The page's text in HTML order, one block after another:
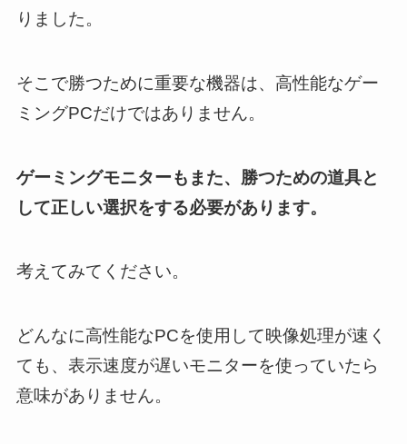
りました。
そこで勝つために重要な機器は、高性能なゲー
ミングPCだけではありません。
ゲーミングモニターもまた、勝つための道具と
して正しい選択をする必要があります。
考えてみてください。
どんなに高性能なPCを使用して映像処理が速く
ても、表示速度が遅いモニターを使っていたら
意味がありません。